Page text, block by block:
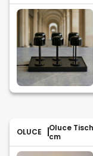
OLUCE
Oluce
cm